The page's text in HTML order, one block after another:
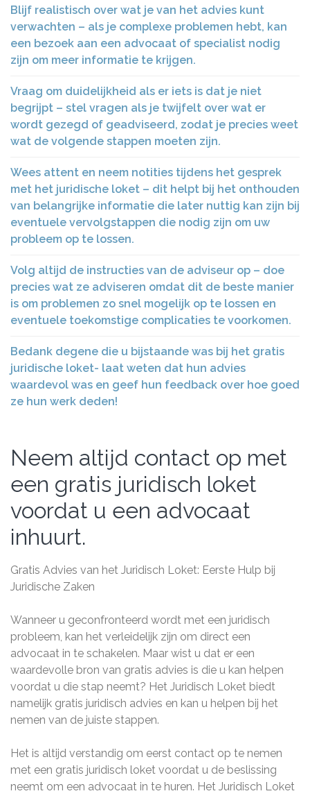
Blijf realistisch over wat je van het advies kunt
verwachten – als je complexe problemen hebt, kan
een bezoek aan een advocaat of specialist nodig
zijn om meer informatie te krijgen.
Vraag om duidelijkheid als er iets is dat je niet
begrijpt – stel vragen als je twijfelt over wat er
wordt gezegd of geadviseerd, zodat je precies weet
wat de volgende stappen moeten zijn.
Wees attent en neem notities tijdens het gesprek
met het juridische loket – dit helpt bij het onthouden
van belangrijke informatie die later nuttig kan zijn bij
eventuele vervolgstappen die nodig zijn om uw
probleem op te lossen.
Volg altijd de instructies van de adviseur op – doe
precies wat ze adviseren omdat dit de beste manier
is om problemen zo snel mogelijk op te lossen en
eventuele toekomstige complicaties te voorkomen.
Bedank degene die u bijstaande was bij het gratis
juridische loket- laat weten dat hun advies
waardevol was en geef hun feedback over hoe goed
ze hun werk deden!
Neem altijd contact op met
een gratis juridisch loket
voordat u een advocaat
inhuurt.
Gratis Advies van het Juridisch Loket: Eerste Hulp bij
Juridische Zaken
Wanneer u geconfronteerd wordt met een juridisch
probleem, kan het verleidelijk zijn om direct een
advocaat in te schakelen. Maar wist u dat er een
waardevolle bron van gratis advies is die u kan helpen
voordat u die stap neemt? Het Juridisch Loket biedt
namelijk gratis juridisch advies en kan u helpen bij het
nemen van de juiste stappen.
Het is altijd verstandig om eerst contact op te nemen
met een gratis juridisch loket voordat u de beslissing
neemt om een advocaat in te huren. Het Juridisch Loket